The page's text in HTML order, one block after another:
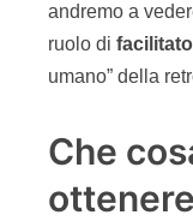
andremo a
ruolo di
umano” della
Che